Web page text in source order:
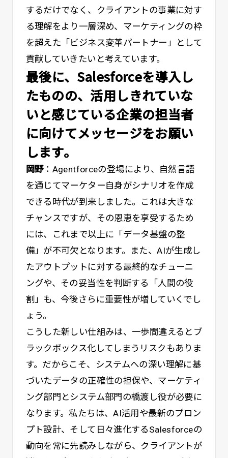
するだけでなく、クライアントの事業に対す
る理解をより一層深め、マーケティングの枠
を超えた「ビジネス変革パートナー」として
貢献していきたいと考えています。
――最後に、Salesforceを導入し
たものの、活用しきれていな
いと感じている企業の担当者
に向けてメッセージをお願い
します。
岡野：Agentforceの登場により、自然言語
を通じてマーケター自身がシナリオを作成
できる時代が到来しました。これは大きな
チャンスですが、その恩恵を享受するため
には、これまで以上に「データ基盤の整
備」が不可欠となります。また、AIが生成し
たアウトプットに対する最終的なチューニ
ングや、その妥当性を判断する「人間の役
割」も、今後さらに重要性が増していくでし
ょう。
こうした新しい仕組みは、一歩間違えるとブ
ラックボックス化してしまうリスクもありま
す。だからこそ、システムへの深い理解に基
づいたデータの正確性の担保や、マーケティ
ング部門とシステム部門の橋渡し役が必要に
なります。私たちは、AI活用や最新のプロン
プト設計、そして日々進化するSalesforceの
動向を常に先読みしながら、クライアントが